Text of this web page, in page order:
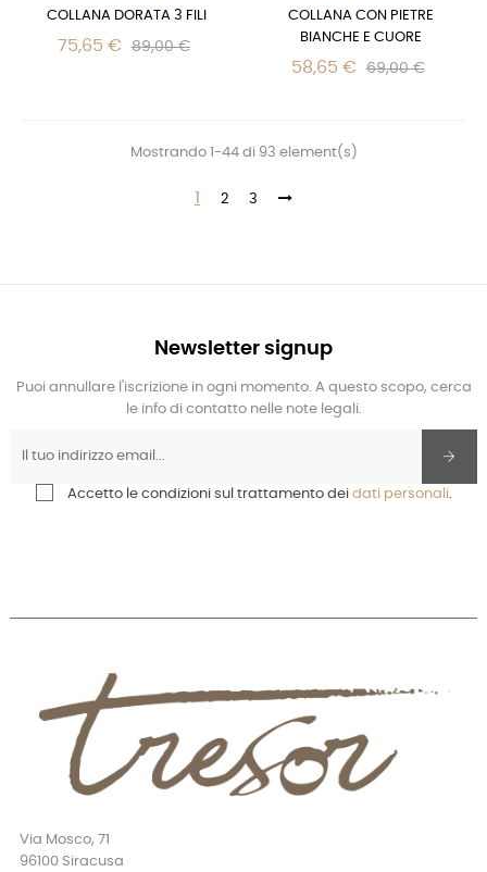
COLLANA DORATA 3 FILI
75,65 € 89,00 €
COLLANA CON PIETRE
BIANCHE E CUORE
58,65 € 69,00 €
Mostrando 1-44 di 93 element(s)
1 2 3
Newsletter signup
Puoi annullare l'iscrizione in ogni momento. A questo scopo, cerca
le info di contatto nelle note legali.
Accetto le condizioni sul trattamento dei dati personali.
Via Mosco, 71
96100 Siracusa